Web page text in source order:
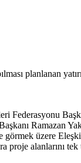
planlanan
Federasyonu
Ramazan
üzere
proje alanlarını